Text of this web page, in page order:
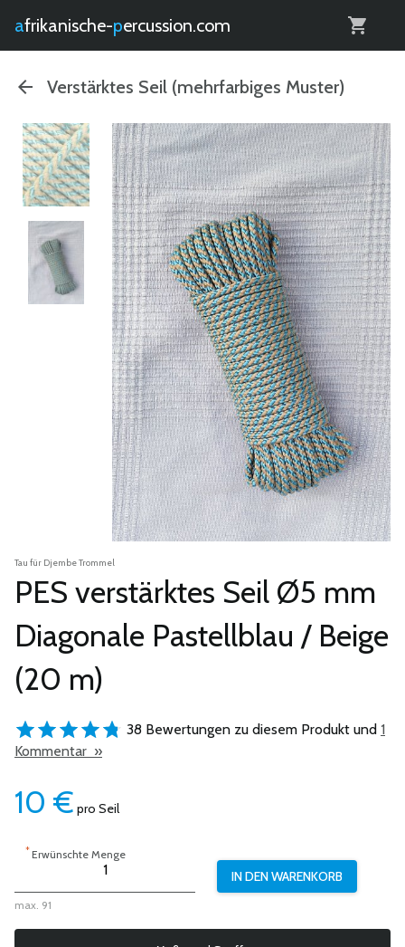
afrikanische- percussion.com
Verstärktes Seil (mehrfarbiges Muster)
Tau für Djembe Trommel
PES verstärktes Seil Ø5 mm
Diagonale Pastellblau / Beige
(20 m)
38 Bewertungen zu diesem Produkt und 1
Kommentar »
10 € pro Seil
*Erwünschte Menge
max. 91